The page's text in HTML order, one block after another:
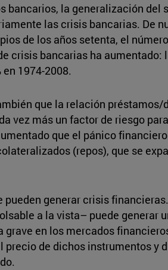
la generalización del
las crisis bancarias. De
de los años setenta, el
crisis bancarias ha aumentado:
1974-2008.
que la relación
vez más un factor de riesgo
que el pánico
(repos), que se
generar crisis
a la vista– puede generar
en los mercados
de dichos instrumentos y